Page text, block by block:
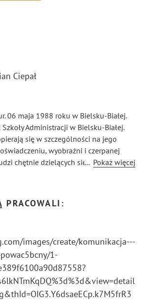
Ciepał
06 maja 1988 roku w Bielsku-Białej.
Administracji w Bielsku-Białej.
się w szczególności na jego
wyobraźni i czerpanej
chętnie dzielących się swoimi
... Pokaż więcej
PRACOWALI:
images/create/komunikacja---
1-